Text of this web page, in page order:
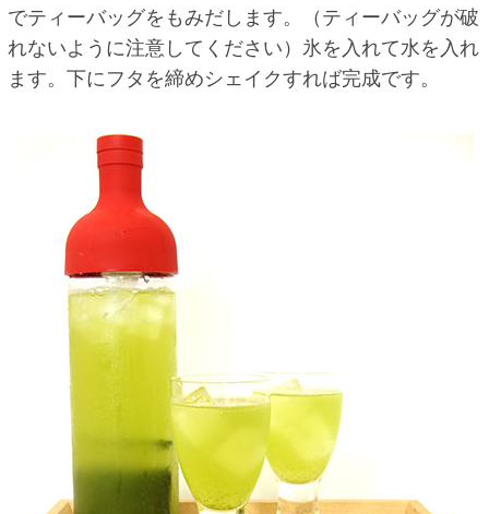
でティーバッグをもみだします。（ティーバッグが破
れないように注意してください）氷を入れて水を入れ
ます。下にフタを締めシェイクすれば完成です。